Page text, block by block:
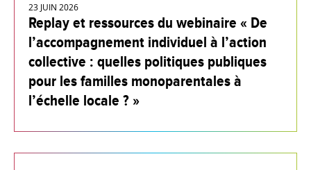
23 JUIN 2026
Replay et ressources du webinaire « De
l’accompagnement individuel à l’action
collective : quelles politiques publiques
pour les familles monoparentales à
l’échelle locale ? »